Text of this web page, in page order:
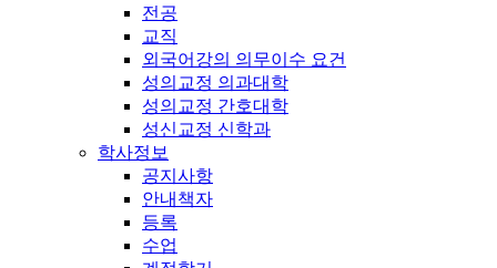
전공
교직
외국어강의 의무이수 요건
성의교정 의과대학
성의교정 간호대학
성신교정 신학과
학사정보
공지사항
안내책자
등록
수업